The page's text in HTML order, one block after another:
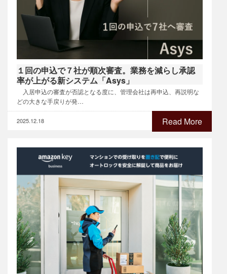
１回の申込で７社が順次審査。業務を減らし承認
率が上がる新システム「Asys」
入居申込の審査が否認となる度に、管理会社は再申込、再説明な
どの大きな手戻りが発…
Read More
2025.12.18